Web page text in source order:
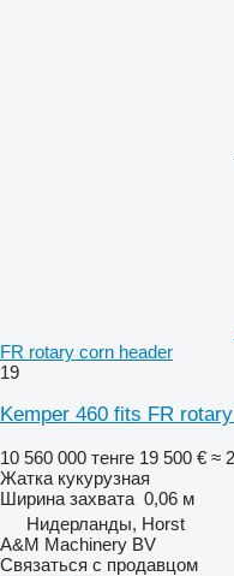
FR rotary corn header
19
Kemper 460 fits FR
10 560 000 тенге 19 500 € ≈
Жатка кукурузная
Ширина захвата 0,06 м
Нидерланды, Horst
A&M Machinery BV
Связаться с продавцом